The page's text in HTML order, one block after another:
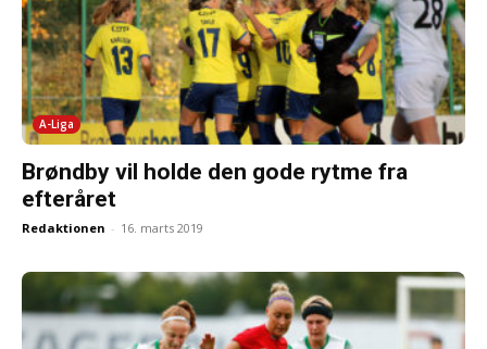
A-Liga
Brøndby vil holde den gode rytme fra
efteråret
Redaktionen - 16. marts 2019